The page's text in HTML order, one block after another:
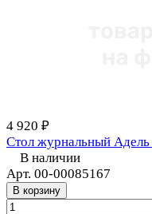
4 920 ₽
Стол журнальный
В наличии
Арт. 00-00085167
В корзину